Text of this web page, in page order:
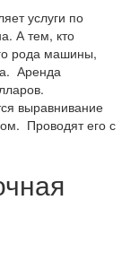
услуги по
А тем, кто
рода машины,
Аренда
выравнивание
Проводят его с